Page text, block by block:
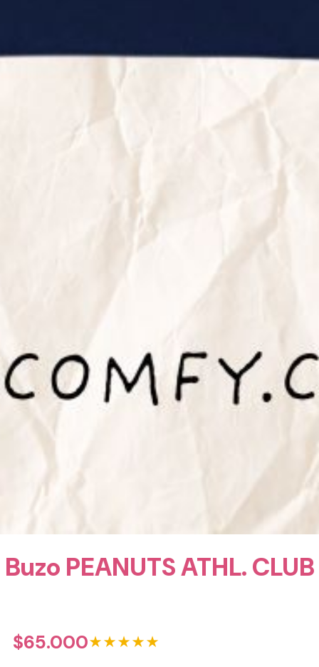
Buzo PEANUTS ATHL. CLUB
$65.000★★★★★